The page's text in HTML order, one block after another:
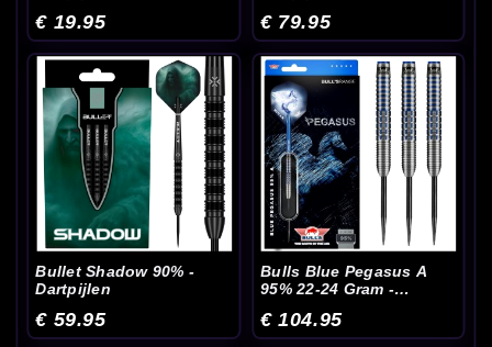
€ 19.95 € 79.95
Bullet Shadow 90% -
Dartpijlen
€ 59.95
Bulls Blue Pegasus A
95% 22-24 Gram -
€ 104.95